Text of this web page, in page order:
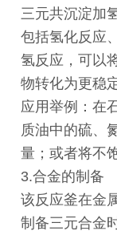
三元共沉淀加
包括氢化反应
氢反应，可以
物转化为更稳
应用举例：在
质油中的硫、
量；或者将不
3.合金的制备
该反应釜在金
制备三元合金